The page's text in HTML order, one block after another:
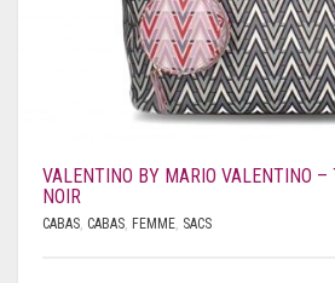
VALENTINO BY MARIO VALENTINO
NOIR
CABAS CABAS FEMME SACS